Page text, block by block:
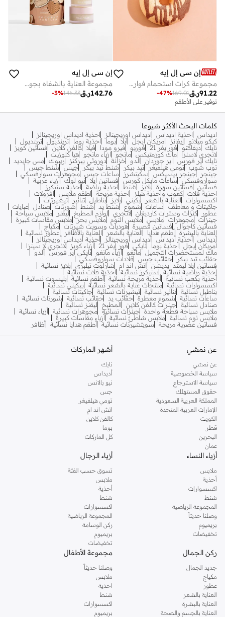
إن سي إل إيه
مجموعة كرات استحمام فوارة بجوز الهند والفانيليا (3 قطع) 3 × 65 جم
ر.ق91.22
169.01
-47%
توفير على الأطقم
إن سي إل إيه
مجموعة العناية بالشفاه بجوز الهند والفانيليا + مقشر شفاه
ر.ق142.76
146.33
-3%
كلمات البحث الأكثر شيوعا
اديداس احذية اديداس اديداس اوريجينالز
احذية اديداس اوريجينالز
كيكو ميلانو
إيفانز امريكان ايجل ايلا بوما احذية بوما ترينديول ترينديول
نايك ديفاكتو فورايفر 21 فوريو فيرو مودا فيلا كالفن كلاين فساتين كويز
لانجري لاسنزا
ماك كوزمتيكس مانجو ازياء مانجو
هيا كلوزيت
نايك اير فورس
اير جوردان الدو خزانة دوروثي بيركنز ريبوك مس جايديد
توب شوب تومي هيلفيغر تيد بيكر شنط تيد بيكر جيس
شنط جيس
جينجر
جينجر بيسيكس سكيتشرز ساعات جيس مجوهرات سوارفسكي
سواروفسكي
ساعات مايكل كورس فساتين ايلا نيو لوك أزياء عربية
فساتين
فساتين سهرة بلايز شنط احذية رياضة
احذية سنيكرز
احذية فلات كعوب واحذية هيلز احذية مريحة اطقم ملابس
افرولات
اكسسوارات
العناية بالشعر بكيني بلايز بناطيل تنانير
تيشيرتات
جاكيتات و معاطف
ساعات شموع شنط يد شنط شورتات صنادل
عبايات
عطور
كنزات وسترات كارديغان لانجري لوازم المطبخ ليقنز
ملابس سباحة
جينزات مجوهرات ملابس ملابس النوم ملابس بحر ملابس مقاسات كبيرة
فساتين كاجوال
فساتين قصيرة هوديات وسويت شيرتات مكياج
العناية بالبشرة أطقم هدايا العناية بالشعر العناية بالأظافر
عطور نسائية
أديداس أحذية أديداس أديداس أوريجينالز
أحذية أديداس أوريجينالز
أمريكان إيجل أحذية بوما نايكي فور إيفر 21 أزياء كويز
لانجري لا سينزا
ماك لمستحضرات التجميل مانغو أزياء مانغو نايكي اير فورس ألدو
حقائب تيد بيكر
حقائب جيس
قلادات سواروفسكي
فساتين ايلا ليمتد ايديشن
اتش اند ام شارلوت تيلبري بلايز نسائية
أحذية رياضية نسائية
سنيكرز نسائية أحذية فلات نسائية
أحذية بكعب نسائية أحذية مريحة نسائية أطقم نسائية بليسوت نسائية
اكسسوارات نسائية منتجات عناية بالشعر نسائية بيكيني نسائية
بناطيل نسائية تنانير نسائية تيشيرتات نسائية جاكيتات نسائية
ساعات نسائية
شموع معطرة حقائب يد حقائب نسائية
شورتات نسائية
صنادل نسائية جينزات كالفن كلاين المطبخ
ليقنز نسائية
ملابس سباحة قطعة واحدة جينزات نسائية مجوهرات نسائية أزياء نسائية
ملابس نوم نسائية ملابس شاطئ نسائية أزياء مقاسات كبيرة
فساتين عصرية مريحة
سويتشيرتات نسائية أطقم هدايا نسائية أظافر
عن نمشي
عن نمشي
سياسة الخصوصية
سياسة الاسترجاع
حقوق المستهلك
المملكة العربية السعودية
الإمارات العربية المتحدة
الكويت
قطر
البحرين
عمان
أشهر الماركات
نايك
أديداس
نيو بالانس
جس
تومي هيلفيغر
اتش اند ام
كالفن كلاين
بوما
كل الماركات
أزياء النساء
ملابس
أحذية
اكسسوارات
شنط
المجموعة الرياضية
وصلنا حديثاً
بريميوم
تخفيضات
أزياء الرجال
تسوق حسب الفئة
ملابس
أحذية
شنط
اكسسوارات
المجموعة الرياضية
ركن الوسامة
بريميوم
تخفيضات
ركن الجمال
جديد الجمال
مكياج
عطور
العناية بالشعر
العناية بالبشرة
العناية بالجسم والصحة
مجموعة الأطفال
وصلنا حديثاً
ملابس
احذية
شنط
اكسسوارات
بريميوم